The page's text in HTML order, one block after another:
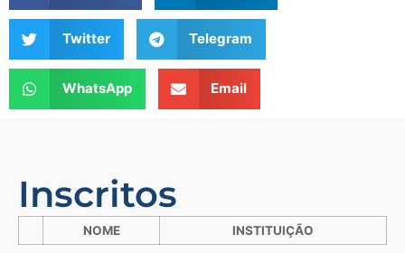
Twitter Telegram
WhatsApp Email
Inscritos
NOME INSTITUIÇÃO